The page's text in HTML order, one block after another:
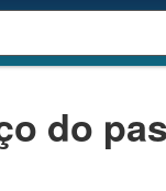
do